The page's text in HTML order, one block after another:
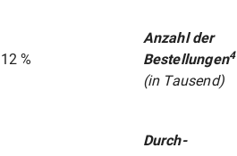
12 %
Anzahl der
Bestellungen4
(in Tausend)
Durch-